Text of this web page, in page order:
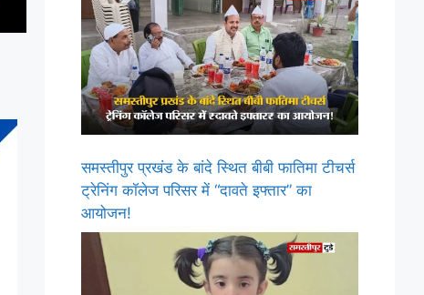
समस्तीपुर प्रखंड के बांदे स्थित बीबी फातिमा टीचर्स
ट्रेनिंग कॉलेज परिसर में “दावते इफ्तार” का
आयोजन!